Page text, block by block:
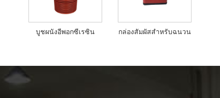
บูชผนังอีพอกซีเรซิน กล่องสัมผัสสำหรับฉนวน